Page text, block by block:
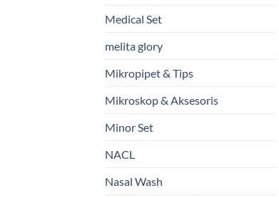
Medical Set
melita glory
Mikropipet & Tips
Mikroskop & Aksesoris
Minor Set
NACL
Nasal Wash